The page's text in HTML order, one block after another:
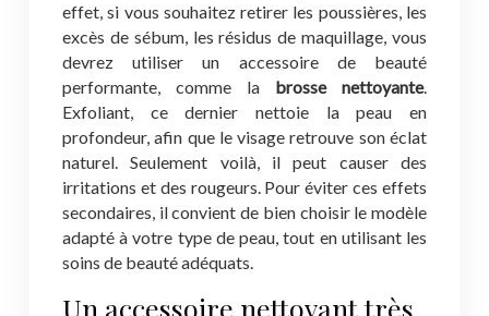
effet, si vous souhaitez retirer les poussières, les
excès de sébum, les résidus de maquillage, vous
devrez utiliser un accessoire de beauté
performante, comme la brosse nettoyante.
Exfoliant, ce dernier nettoie la peau en
profondeur, afin que le visage retrouve son éclat
naturel. Seulement voilà, il peut causer des
irritations et des rougeurs. Pour éviter ces effets
secondaires, il convient de bien choisir le modèle
adapté à votre type de peau, tout en utilisant les
soins de beauté adéquats.
Un accessoire nettoyant très